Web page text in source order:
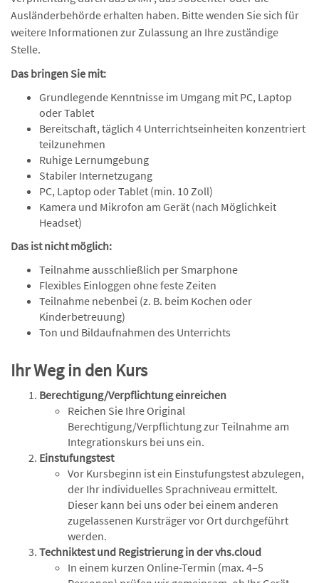
Ausländerbehörde erhalten haben. Bitte wenden Sie sich für
weitere Informationen zur Zulassung an Ihre zuständige
Stelle.
Das bringen Sie mit:
Grundlegende Kenntnisse im Umgang mit PC, Laptop
oder Tablet
Bereitschaft, täglich 4 Unterrichtseinheiten konzentriert
teilzunehmen
Ruhige Lernumgebung
Stabiler Internetzugang
PC, Laptop oder Tablet (min. 10 Zoll)
Kamera und Mikrofon am Gerät (nach Möglichkeit
Headset)
Das ist nicht möglich:
Teilnahme ausschließlich per Smarphone
Flexibles Einloggen ohne feste Zeiten
Teilnahme nebenbei (z. B. beim Kochen oder
Kinderbetreuung)
Ton und Bildaufnahmen des Unterrichts
Ihr Weg in den Kurs
Berechtigung/Verpflichtung einreichen
Reichen Sie Ihre Original
Berechtigung/Verpflichtung zur Teilnahme am
Integrationskurs bei uns ein.
Einstufungstest
Vor Kursbeginn ist ein Einstufungstest abzulegen,
der Ihr individuelles Sprachniveau ermittelt.
Dieser kann bei uns oder bei einem anderen
zugelassenen Kursträger vor Ort durchgeführt
werden.
Techniktest und Registrierung in der vhs.cloud
In einem kurzen Online-Termin (max. 4–5